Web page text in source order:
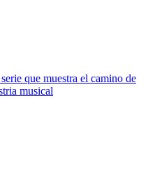
que muestra el camino de
musical